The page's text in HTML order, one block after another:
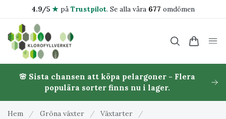
4.9/5 ★på Trustpilot. Se alla våra 677 omdömen
🌸 Sista chansen att köpa pelargoner - Flera
populära sorter finns nu i lager.
Hem / Gröna växter / Växtarter
/